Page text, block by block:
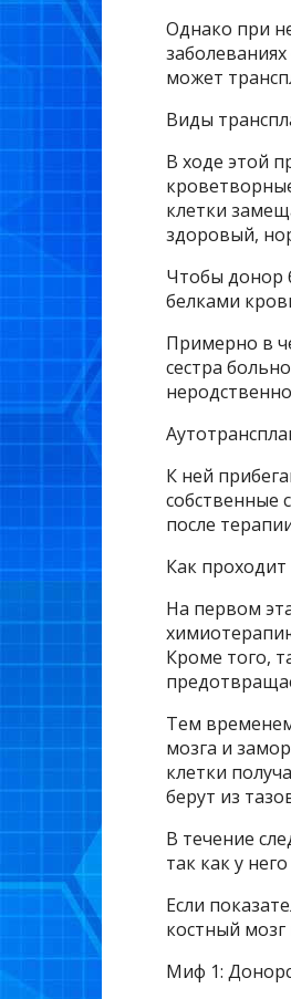
Однако при
может
Виды
В ходе этой
клетки
здоровый,
Чтобы донор
белками
Примерно в
сестра
К ней
собственные
после
Как
На первом
Кроме того,
Тем
мозга и
клетки
берут из
В течение
так как у
Если
костный мозг
Миф 1: